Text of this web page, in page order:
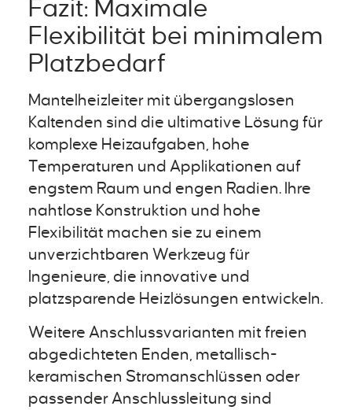
Fazit: Maximale
Flexibilität bei minimalem
Platzbedarf
Mantelheizleiter mit übergangslosen
Kaltenden sind die ultimative Lösung für
komplexe Heizaufgaben, hohe
Temperaturen und Applikationen auf
engstem Raum und engen Radien. Ihre
nahtlose Konstruktion und hohe
Flexibilität machen sie zu einem
unverzichtbaren Werkzeug für
Ingenieure, die innovative und
platzsparende Heizlösungen entwickeln.
Weitere Anschlussvarianten mit freien
abgedichteten Enden, metallisch-
keramischen Stromanschlüssen oder
passender Anschlussleitung sind